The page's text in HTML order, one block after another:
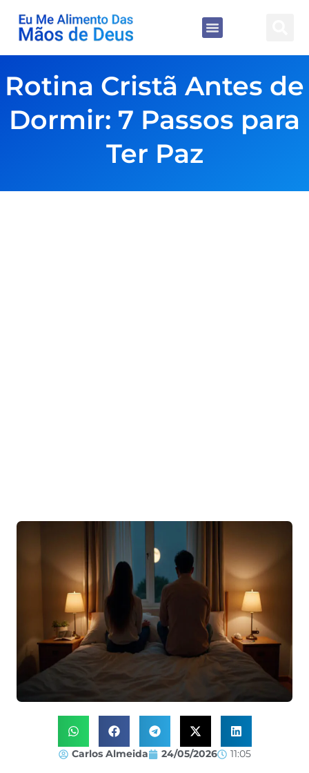
Rotina Cristã Antes de
Dormir: 7 Passos para
Ter Paz
Carlos Almeida 24/05/2026 11:05